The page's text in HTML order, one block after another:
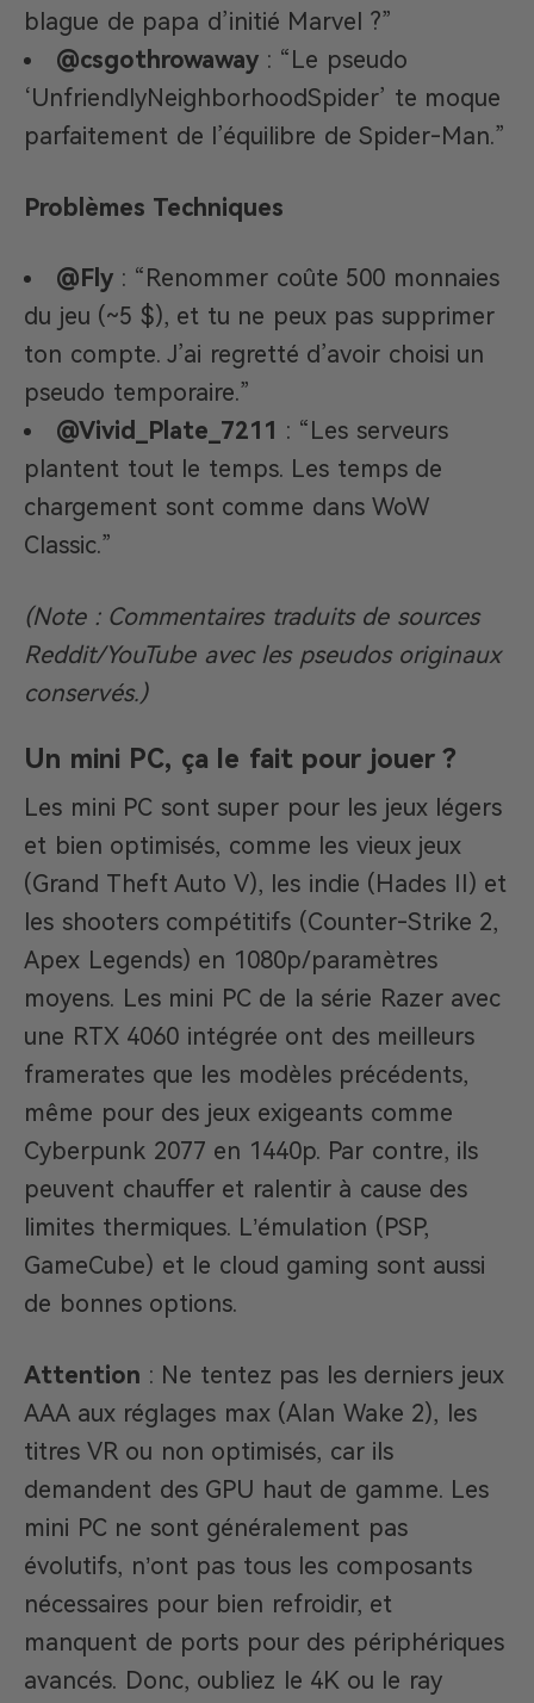
blague de papa d’initié Marvel ?”
@csgothrowaway : “Le pseudo
‘UnfriendlyNeighborhoodSpider’ te moque
parfaitement de l’équilibre de Spider-Man.”
Problèmes Techniques
@Fly : “Renommer coûte 500 monnaies
du jeu (~5 $), et tu ne peux pas supprimer
ton compte. J’ai regretté d’avoir choisi un
pseudo temporaire.”
@Vivid_Plate_7211 : “Les serveurs
plantent tout le temps. Les temps de
chargement sont comme dans WoW
Classic.”
(Note : Commentaires traduits de sources
Reddit/YouTube avec les pseudos originaux
conservés.)
Un mini PC, ça le fait pour jouer ?
Les mini PC sont super pour les jeux légers
et bien optimisés, comme les vieux jeux
(Grand Theft Auto V), les indie (Hades II) et
les shooters compétitifs (Counter-Strike 2,
Apex Legends) en 1080p/paramètres
moyens. Les mini PC de la série Razer avec
une RTX 4060 intégrée ont des meilleurs
framerates que les modèles précédents,
même pour des jeux exigeants comme
Cyberpunk 2077 en 1440p. Par contre, ils
peuvent chauffer et ralentir à cause des
limites thermiques. L’émulation (PSP,
GameCube) et le cloud gaming sont aussi
de bonnes options.
Attention : Ne tentez pas les derniers jeux
AAA aux réglages max (Alan Wake 2), les
titres VR ou non optimisés, car ils
demandent des GPU haut de gamme. Les
mini PC ne sont généralement pas
évolutifs, n’ont pas tous les composants
nécessaires pour bien refroidir, et
manquent de ports pour des périphériques
avancés. Donc, oubliez le 4K ou le ray